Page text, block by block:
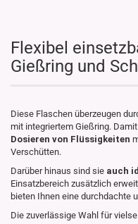
Flexibel
Gießring und
Diese Flaschen überzeugen
mit integriertem Gießring.
Dosieren von Flüssigkeiten
Verschütten.
Darüber hinaus sind sie auch
Einsatzbereich zusätzlich
bieten Ihnen eine durchdachte
Die zuverlässige Wahl für